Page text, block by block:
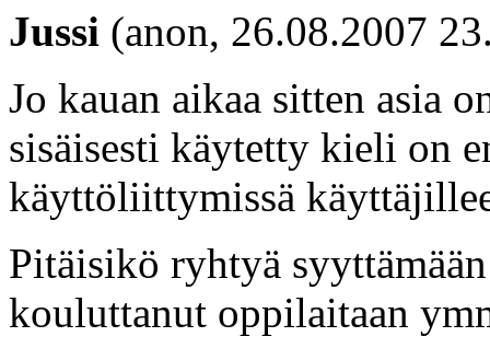
Jussi (anon, 26.08.2007
Jo kauan aikaa sitten asia
sisäisesti käytetty kieli on
käyttöliittymissä
Pitäisikö ryhtyä
kouluttanut oppilaitaan